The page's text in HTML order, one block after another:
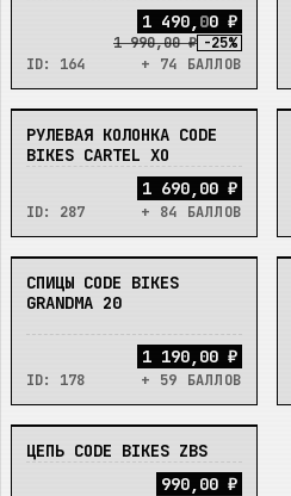
ID: 164
1 490,00 ₽
1 990,00 ₽ -25%
+ 74 БАЛЛОВ
НЕТ
РУЛЕВАЯ КОЛОНКА CODE
BIKES CARTEL XO
ID: 287
1 690,00 ₽
+ 84 БАЛЛОВ
НЕТ
СПИЦЫ CODE BIKES
GRANDMA 20
ID: 178
1 190,00 ₽
+ 59 БАЛЛОВ
НЕТ
ЦЕПЬ CODE BIKES ZBS
990,00 ₽